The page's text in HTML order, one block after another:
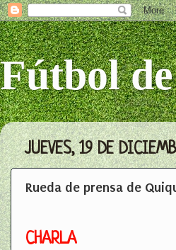
Fútbol
JUEVES, 19 DE
Rueda de prensa de
CHARLA